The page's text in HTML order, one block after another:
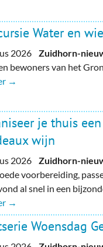
Water en
2026Zuidhorn-
bewoners van het
→
je thuis
wijn
2026Zuidhorn-
voorbereiding,
al snel in een
→
Woensdag